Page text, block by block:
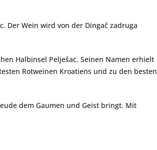
Der Wein wird von der Dingač zadruga
Halbinsel Pelješac. Seinen Namen erhielt
Rotweinen Kroatiens und zu den besten
dem Gaumen und Geist bringt. Mit